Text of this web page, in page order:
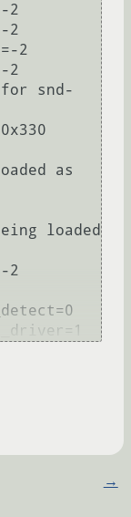
2
2
2
2
for snd-
as
loaded
2
→